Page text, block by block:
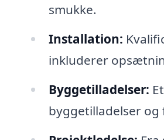
smukke.
Installation:
inkluderer
Byggetilladelser:
byggetilladelser og